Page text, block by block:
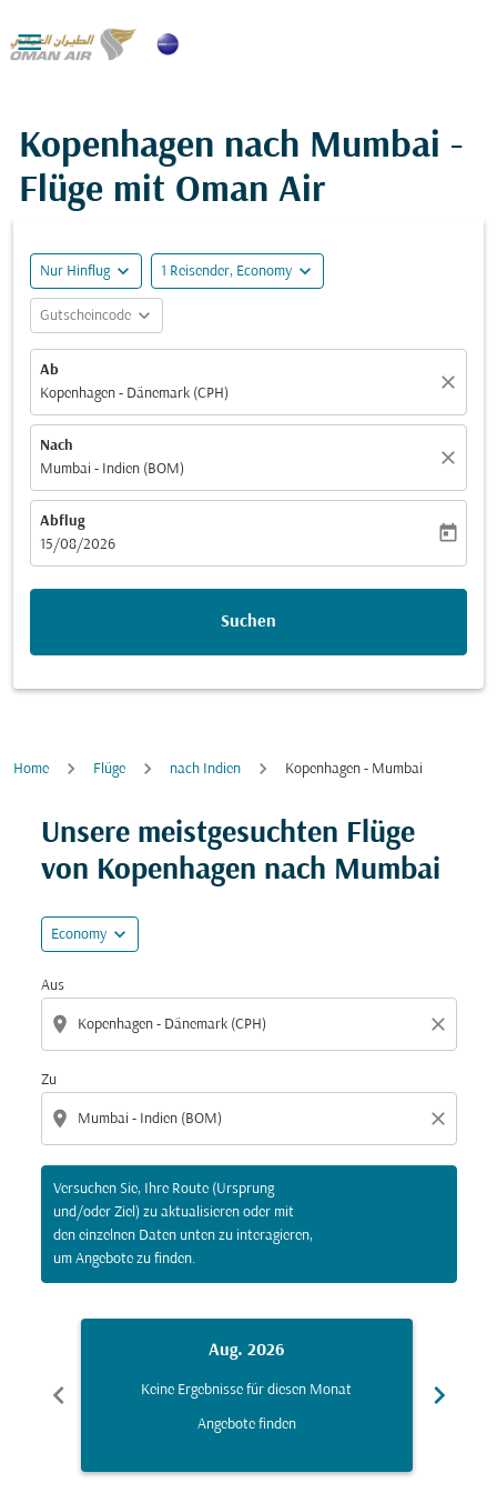

Kopenhagen nach Mumbai -
Flüge mit Oman Air
Nur Hinflug expand_more 1 Reisender, Economy expand_more
Gutscheincode expand_more
Ab
Kopenhagen - Dänemark (CPH)
close
Nach
Mumbai - Indien (BOM)
close
Abflug
fc-booking-departure-date-aria-label
15/08/2026
today
Suchen
Home Flüge nach Indien Kopenhagen - Mumbai
Unsere meistgesuchten Flüge
von Kopenhagen nach Mumbai
Economy expand_more
Aus
location_on close
Zu
location_on close
Versuchen Sie, Ihre Route (Ursprung
und/oder Ziel) zu aktualisieren oder mit
den einzelnen Daten unten zu interagieren,
um Angebote zu finden.
Versuchen Sie, Ihre Route (Ursprung und/oder Ziel)
chevron_left
Aug. 2026
Keine Ergebnisse für diesen Monat
Angebote finden
chevron_right